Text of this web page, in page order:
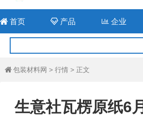
 首页  产品 企业
 包装材料网 > 行情 > 正文
生意社瓦楞原纸6